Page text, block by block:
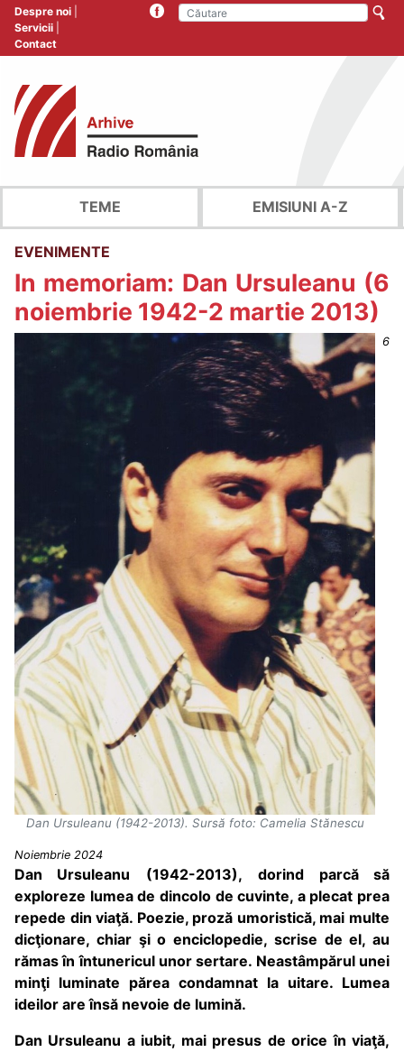
Despre noi
Servicii
Contact
TEME EMISIUNI A-Z
EVENIMENTE
In memoriam: Dan Ursuleanu (6
noiembrie 1942-2 martie 2013)
Dan Ursuleanu (1942-2013). Sursă foto: Camelia Stănescu
6
Noiembrie 2024
Dan Ursuleanu (1942-2013),
dorind parcă să
exploreze lumea de dincolo de cuvinte, a plecat prea
repede din viaţă. Poezie, proză umoristică, mai multe
dicţionare, chiar şi o enciclopedie, scrise de el, au
rămas în întunericul unor sertare. Neastâmpărul unei
minţi luminate părea condamnat la uitare. Lumea
ideilor are însă nevoie de lumină.
Dan Ursuleanu a iubit, mai presus de orice în viaţă,